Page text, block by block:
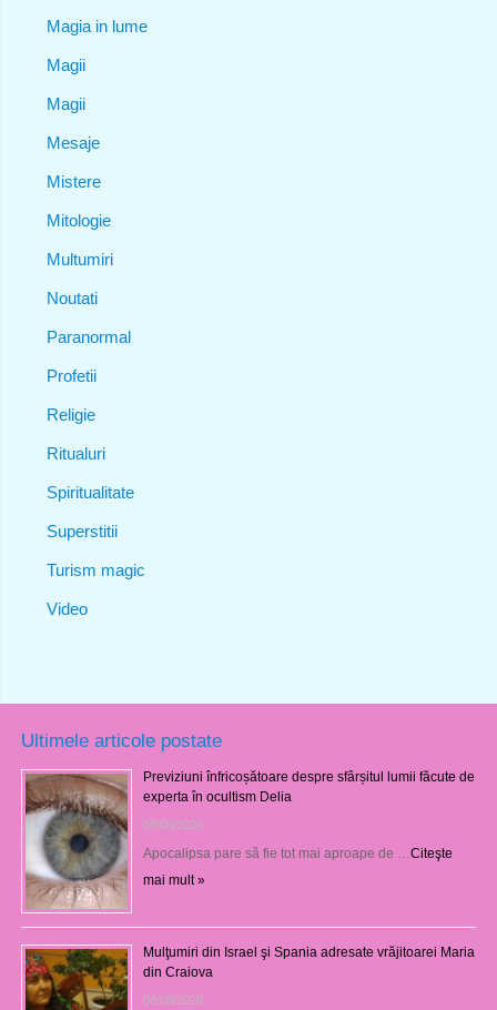
Magia in lume
Magii
Magii
Mesaje
Mistere
Mitologie
Multumiri
Noutati
Paranormal
Profetii
Religie
Ritualuri
Spiritualitate
Superstitii
Turism magic
Video
Ultimele articole postate
Previziuni înfricoșătoare despre sfârșitul lumii făcute de
experta în ocultism Delia
08/08/2026
Apocalipsa pare să fie tot mai aproape de … Citeşte
mai mult »
Mulţumiri din Israel şi Spania adresate vrăjitoarei Maria
din Craiova
08/08/2026